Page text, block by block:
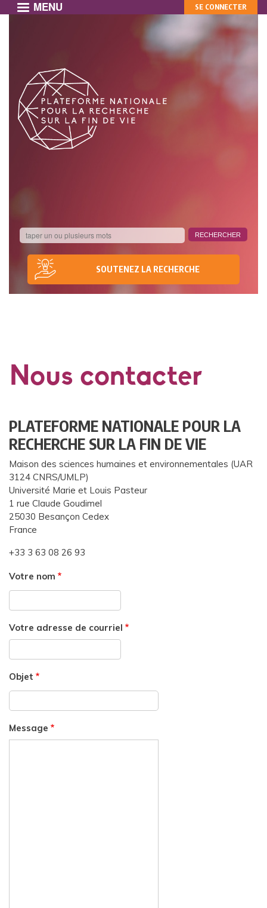
principal
MENU
SOUTENEZ LA RECHERCHE
MON
COMPTE
SE CONNECTER
Nous contacter
PLATEFORME NATIONALE POUR LA
RECHERCHE SUR LA FIN DE VIE
Maison des sciences humaines et environnementales (UAR
3124 CNRS/UMLP)
Université Marie et Louis Pasteur
1 rue Claude Goudimel
25030 Besançon Cedex
France
+33 3 63 08 26 93
Votre nom
Votre adresse de courriel
Objet
Message